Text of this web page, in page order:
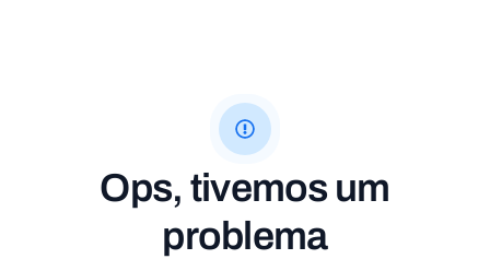
Ops, tivemos um
problema